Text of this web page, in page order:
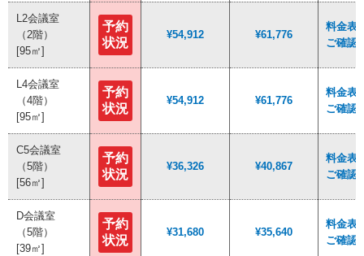
L2会議室
（2階）
[95㎡]
予約
状況
¥54,912 ¥61,776
料金表
ご確認
L4会議室
（4階）
[95㎡]
予約
状況
¥54,912 ¥61,776
料金表
ご確認
C5会議室
（5階）
[56㎡]
予約
状況
¥36,326 ¥40,867
料金表
ご確認
D会議室
（5階）
[39㎡]
予約
状況
¥31,680 ¥35,640
料金表
ご確認
L2会議室
（2階）
[95㎡]
予約
状況
¥54,912 ¥61,776
料金表
ご確認
L4会議室
（4階）
[95㎡]
予約
状況
¥54,912 ¥61,776
料金表
ご確認
C5会議室
（5階）
[56㎡]
予約
状況
¥36,326 ¥40,867
料金表
ご確認
D会議室
（5階）
[39㎡]
予約
状況
¥31,680 ¥35,640
料金表
ご確認